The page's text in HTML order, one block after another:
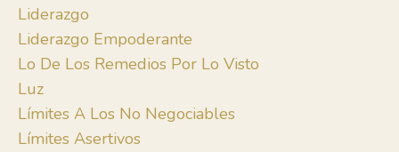
Liderazgo
Liderazgo Empoderante
Lo De Los Remedios Por Lo Visto
Luz
Límites A Los No Negociables
Límites Asertivos